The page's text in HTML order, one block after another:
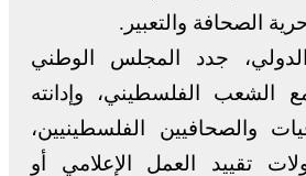
الصحافة والتعبير.
جدد المجلس الوطني
الشعب الفلسطيني، وإدانته
والصحافيين الفلسطينيين،
تقييد العمل الإعلامي أو